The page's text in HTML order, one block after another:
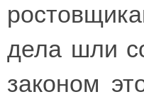
дела шли
законом